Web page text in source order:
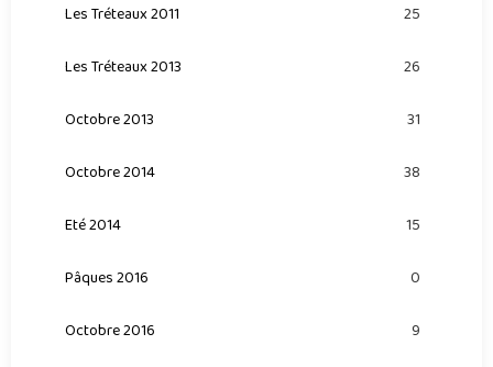
Les Tréteaux 2011 25
Les Tréteaux 2013 26
Octobre 2013 31
Octobre 2014 38
Eté 2014 15
Pâques 2016 0
Octobre 2016 9